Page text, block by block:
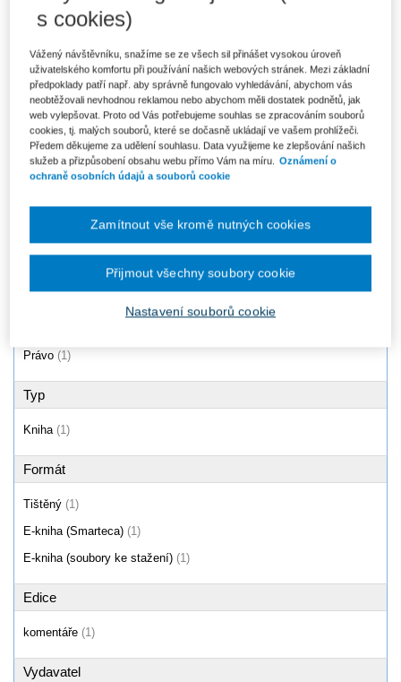
Zákon o sociálně-právní ochraně
dětí (č. 359/1999 Sb.).
Komentář -...
Od 1 797 Kč
Právo (1)
Typ
Kniha (1)
Formát
Tištěný (1)
E-kniha (Smarteca) (1)
E-kniha (soubory ke stažení) (1)
Edice
komentáře (1)
Vydavatel
s cookies)
Vážený návštěvníku, snažíme se ze všech sil přinášet vysokou úroveň
uživatelského komfortu při používání našich webových stránek. Mezi základní
předpoklady patří např. aby správně fungovalo vyhledávání, abychom vás
neobtěžovali nevhodnou reklamou nebo abychom měli dostatek podnětů, jak
web vylepšovat. Proto od Vás potřebujeme souhlas se zpracováním souborů
cookies, tj. malých souborů, které se dočasně ukládají ve vašem prohlížeči.
Předem děkujeme za udělení souhlasu. Data využijeme ke zlepšování našich
služeb a přizpůsobení obsahu webu přímo Vám na míru. Oznámení o
ochraně osobních údajů a souborů cookie
Nastavení souborů cookie
Zamítnout vše kromě nutných cookies
Přijmout všechny soubory cookie